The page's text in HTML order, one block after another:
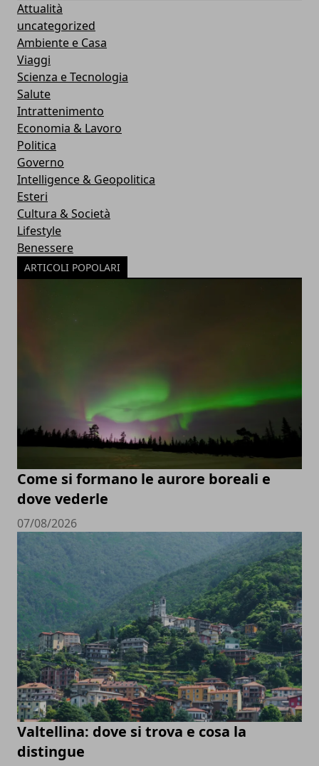
Attualità
uncategorized
Ambiente e Casa
Viaggi
Scienza e Tecnologia
Salute
Intrattenimento
Economia & Lavoro
Politica
Governo
Intelligence & Geopolitica
Esteri
Cultura & Società
Lifestyle
Benessere
ARTICOLI POPOLARI
Come si formano le aurore boreali e
dove vederle
07/08/2026
Valtellina: dove si trova e cosa la
distingue